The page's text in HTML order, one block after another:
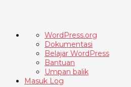
Tentang
WordPress
WordPress.org
Dokumentasi
Belajar WordPress
Bantuan
Umpan balik
Masuk Log